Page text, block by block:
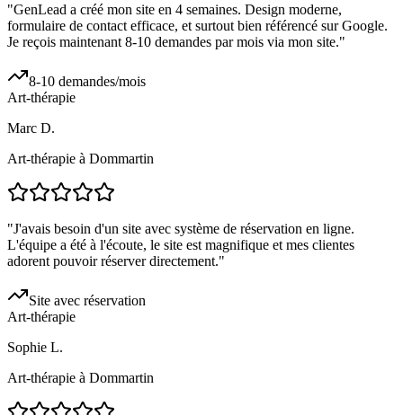
"GenLead a créé mon site en 4 semaines. Design moderne,
formulaire de contact efficace, et surtout bien référencé sur Google.
Je reçois maintenant 8-10 demandes par mois via mon site."
8-10 demandes/mois
Art-thérapie
Marc D.
Art-thérapie à Dommartin
"J'avais besoin d'un site avec système de réservation en ligne.
L'équipe a été à l'écoute, le site est magnifique et mes clientes
adorent pouvoir réserver directement."
Site avec réservation
Art-thérapie
Sophie L.
Art-thérapie à Dommartin